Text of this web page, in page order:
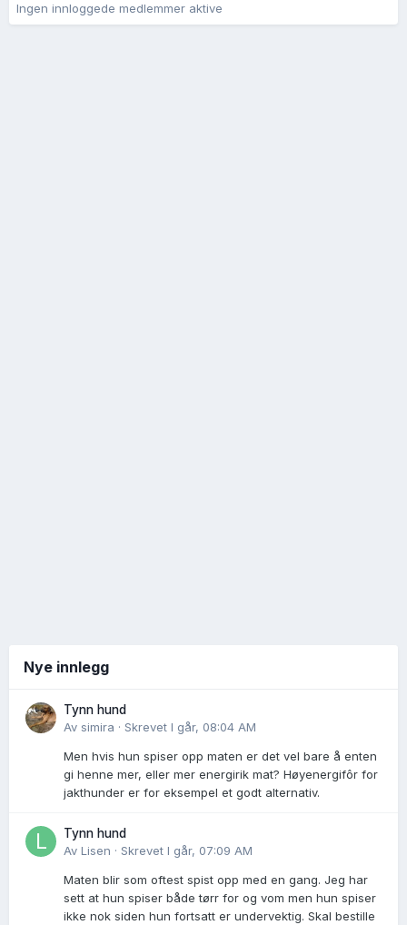
Ingen innloggede medlemmer aktive
Nye innlegg
Tynn hund
Av simira · Skrevet I går, 08:04 AM
Men hvis hun spiser opp maten er det vel bare å enten
gi henne mer, eller mer energirik mat? Høyenergifôr for
jakthunder er for eksempel et godt alternativ.
Tynn hund
Av Lisen · Skrevet I går, 07:09 AM
Maten blir som oftest spist opp med en gang. Jeg har
sett at hun spiser både tørr for og vom men hun spiser
ikke nok siden hun fortsatt er undervektig. Skal bestille